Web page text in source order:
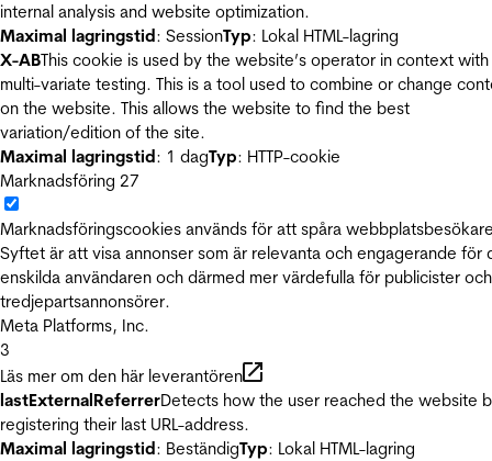
internal analysis and website optimization.
Maximal lagringstid: SessionTyp: Lokal HTML-lagring
X-ABThis cookie is used by the website’s operator in context with
multi-variate testing. This is a tool used to combine or change
on the website. This allows the website to find the best
variation/edition of the site.
Maximal lagringstid: 1 dagTyp: HTTP-cookie
Marknadsföring 27
Marknadsföringscookies används för att spåra
Syftet är att visa annonser som är relevanta och engagerande för
enskilda användaren och därmed mer värdefulla för publicister och
tredjepartsannonsörer.
Meta Platforms, Inc.
3
Läs mer om den här leverantören
lastExternalReferrerDetects how the user reached the website
registering their last URL-address.
Maximal lagringstid: BeständigTyp: Lokal HTML-lagring